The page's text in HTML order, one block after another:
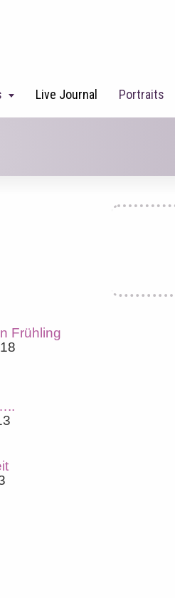
Live Journal Portraits
Frühling